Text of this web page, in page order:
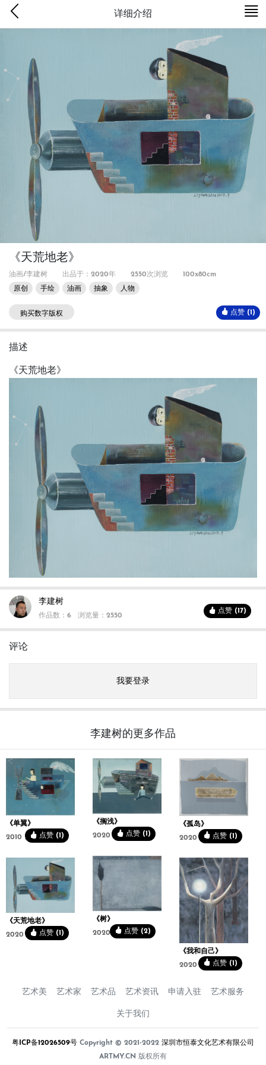
详细介绍
《天荒地老》
油画/李建树 出品于：2020年 2550次浏览
100x80cm
原创
手绘 油画 抽象 人物
购买数字版权 点赞 (1)
描述
《天荒地老》
李建树
作品数：6 浏览量：2550
点赞 (17)
评论
我要登录
李建树的更多作品
《单翼》
2010，120x100cm
点赞 (1)
《搁浅》
2020，100x80cm
点赞 (1)
《孤岛》
2020，120x100cm
点赞 (1)
《树》
2020，100x80cm
点赞 (2)
《天荒地老》
2020，100x80cm
点赞 (1)
《我和自己》
2020，80x100cm
点赞 (1)
艺术美 艺术家 艺术品 艺术资讯 申请入驻 艺术服务
关于我们
粤ICP备12026509号 Copyright © 2021-2022 深圳市恒泰文化艺术有限公司
ARTMY.CN 版权所有